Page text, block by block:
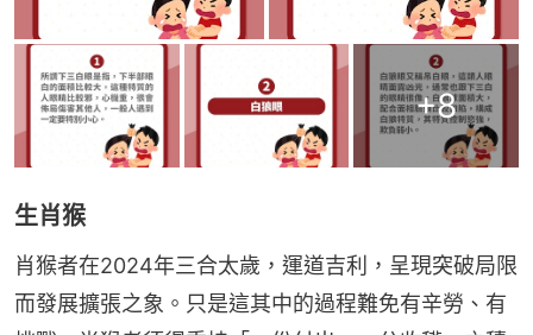
+8
生肖猴
肖猴者在2024年三合太歲，運道吉利，呈現突破局限
而發展擴張之象。只是這其中的過程難免有辛勞、有